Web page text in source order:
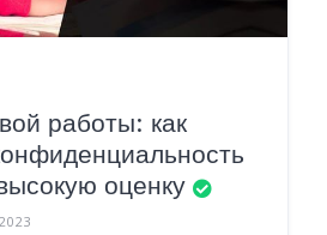
работы: как
оценку